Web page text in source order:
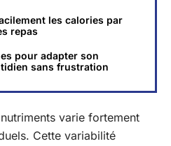
les calories par
repas
pour adapter son
sans frustration
varie fortement
Cette variabilité